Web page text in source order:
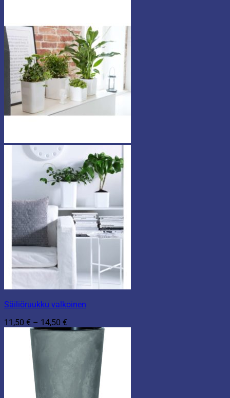
Säiliöruukku valkoinen
11,50 € – 14,50 €
11,50 €